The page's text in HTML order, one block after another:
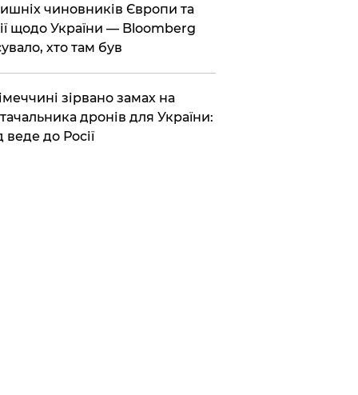
чиновників Європи та
щодо України — Bloomberg
хто там був
зірвано замах на
дронів для України:
веде до Росії